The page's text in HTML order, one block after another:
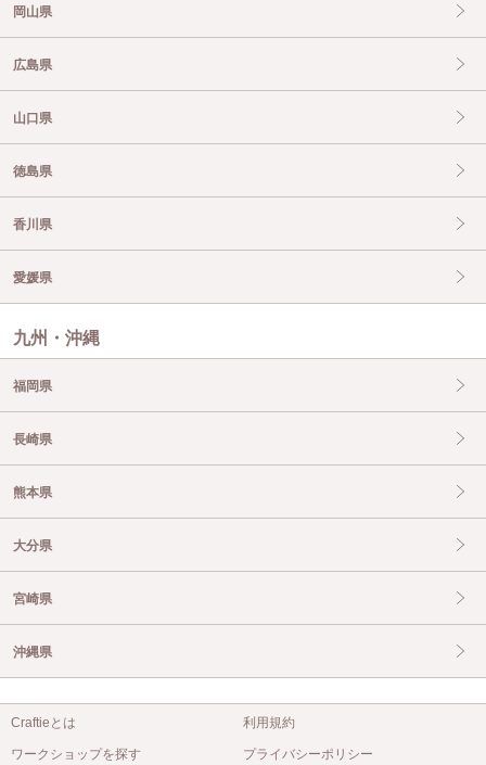
岡山県
広島県
山口県
徳島県
香川県
愛媛県
九州・沖縄
福岡県
長崎県
熊本県
大分県
宮崎県
沖縄県
Craftieとは
ワークショップを探す
利用規約
プライバシーポリシー